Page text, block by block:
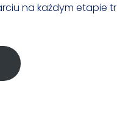
na każdym etapie